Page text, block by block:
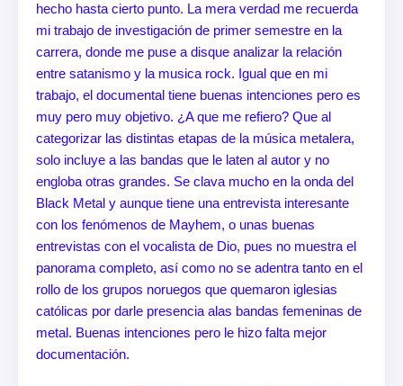
hecho hasta cierto punto. La mera verdad me recuerda
mi trabajo de investigación de primer semestre en la
carrera, donde me puse a disque analizar la relación
entre satanismo y la musica rock. Igual que en mi
trabajo, el documental tiene buenas intenciones pero es
muy pero muy objetivo. ¿A que me refiero? Que al
categorizar las distintas etapas de la música metalera,
solo incluye a las bandas que le laten al autor y no
engloba otras grandes. Se clava mucho en la onda del
Black Metal y aunque tiene una entrevista interesante
con los fenómenos de Mayhem, o unas buenas
entrevistas con el vocalista de Dio, pues no muestra el
panorama completo, así como no se adentra tanto en el
rollo de los grupos noruegos que quemaron iglesias
católicas por darle presencia alas bandas femeninas de
metal. Buenas intenciones pero le hizo falta mejor
documentación.